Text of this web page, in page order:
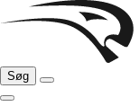
Søg